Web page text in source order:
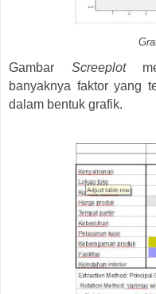
Gambar Screeplot
banyaknya faktor yang
dalam bentuk grafik.